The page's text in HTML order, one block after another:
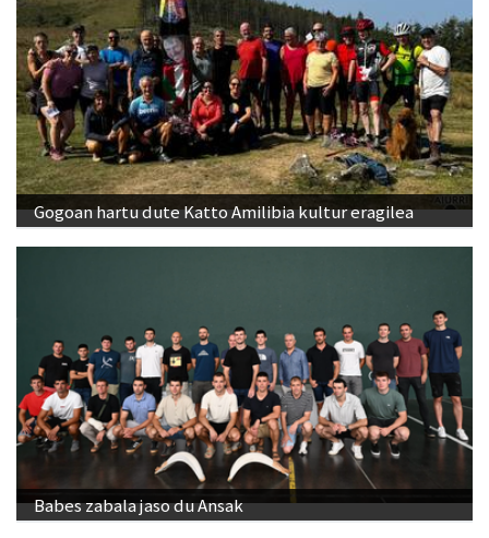
Gogoan hartu dute Katto Amilibia kultur eragilea
Babes zabala jaso du Ansak